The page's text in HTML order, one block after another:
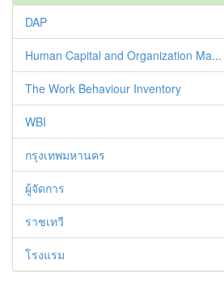
DAP
Human Capital and Organization Ma...
The Work Behaviour Inventory
WBI
กรุงเทพมหานคร
ผู้จัดการ
ราชเทวี
โรงแรม